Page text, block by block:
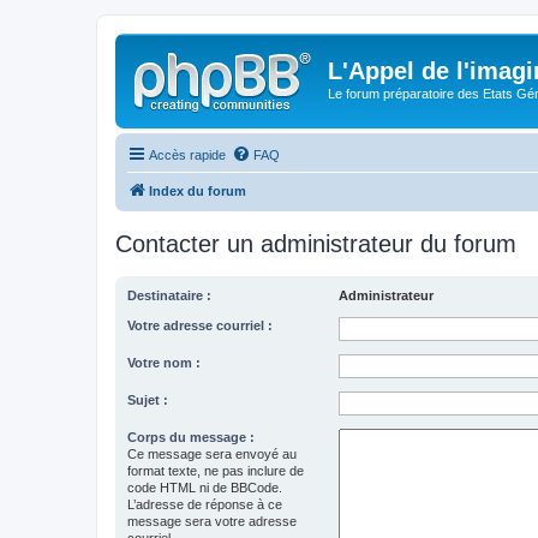
L'Appel de
Le forum préparatoire des Etats
Accès rapide FAQ
Index du forum
Contacter un administrateur du forum
Destinataire : Administrateur
Votre adresse courriel :
Votre nom :
Sujet :
Corps du message :
Ce message sera envoyé au
format texte, ne pas inclure de
code HTML ni de BBCode.
L’adresse de réponse à ce
message sera votre adresse